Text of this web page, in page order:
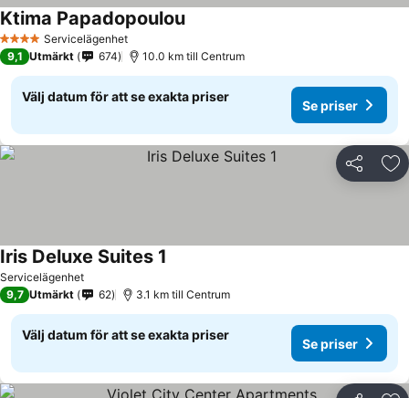
4 StjärnorServicelägenhet
Ktima Papadopoulou
9,1 Utmärkt 674 10.0 km till Centrum
Välj datum för att se exakta priser
Se priser
Dela
Servicelägenhet
Iris Deluxe Suites 1
9,7 Utmärkt 62 3.1 km till Centrum
Välj datum för att se exakta priser
Se priser